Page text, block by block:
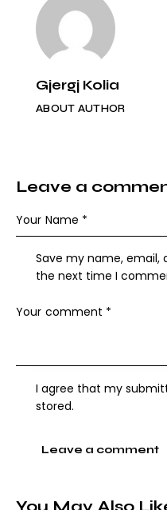
Gjergj Kolia
ABOUT AUTHOR
Leave a
Save my name, email,
the next time I
I agree that my
stored.